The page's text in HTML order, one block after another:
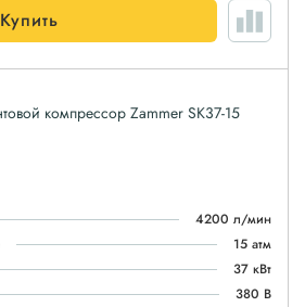
Купить
компрессор Zammer SK37-15
4200 л/мин
15 атм
37 кВт
380 В